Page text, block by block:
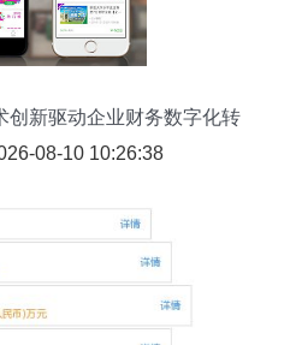
创新驱动企业财务数字化转
型08-10 10:26:38